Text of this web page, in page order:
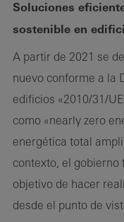
Soluciones
sostenible en
A partir de 2021 se
nuevo conforme a la
edificios «2010/31/
como «nearly zero
energética total
contexto, el gobierno
objetivo de hacer
desde el punto de